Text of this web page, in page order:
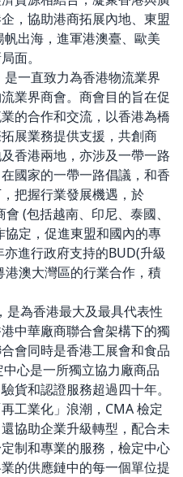
，協助港商拓展內地、東盟
出海，進軍港澳臺、歐美
面。
一直致力為香港物流業界
業界商會。商會目的旨在促
的合作和交流，以香港為橋
展業務提供支援，共創商
香港兩地，亦涉及一帶一路
國家的一帶一路倡議，和香
把握行業發展機遇，於
(包括越南、印尼、泰國、
定，促進東盟和國內的專
進行政府支持的BUD(升級
澳大灣區的行業合作，積
是為香港最大及最具代表性
中華廠商聯合會架構下的獨
會同時是香港工展會和食品
心是一所獨立協力廠商品
貨和認證服務超過四十年。
工業化」浪潮，CMA 檢定
協助企業升級轉型，配合未
制和專業的服務，檢定中心
的供應鏈中的每一個單位提